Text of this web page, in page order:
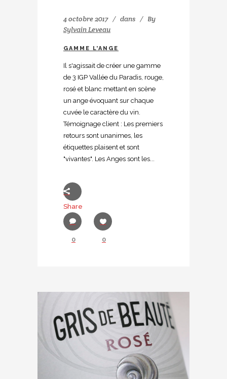
4 octobre 2017 dans
By
Sylvain Leveau
GAMME L’ANGE
Il s'agissait de créer une gamme
de 3 IGP Vallée du Paradis, rouge,
rosé et blanc mettant en scène
un ange évoquant sur chaque
cuvée le caractère du vin.
Témoignage client : Les premiers
retours sont unanimes, les
étiquettes plaisent et sont
"vivantes". Les Anges sont les...
Share
0 0